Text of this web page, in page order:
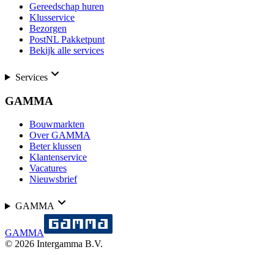
Gereedschap huren
Klusservice
Bezorgen
PostNL Pakketpunt
Bekijk alle services
Services
GAMMA
Bouwmarkten
Over GAMMA
Beter klussen
Klantenservice
Vacatures
Nieuwsbrief
GAMMA
GAMMA
© 2026 Intergamma B.V.